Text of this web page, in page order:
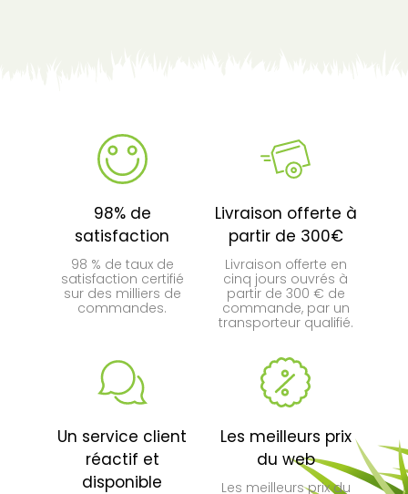
98% de
satisfaction
98 % de taux de
satisfaction certifié
sur des milliers de
commandes.
Livraison offerte à
partir de 300€
Livraison offerte en
cinq jours ouvrés à
partir de 300 € de
commande, par un
transporteur qualifié.
Un service client
réactif et
disponible
Les meilleurs prix
du web
Les meilleurs prix du